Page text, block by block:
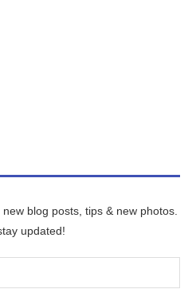
blog posts, tips & new photos.
updated!